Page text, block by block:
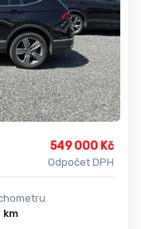
549 000 Kč
Odpočet DPH
165 550 km